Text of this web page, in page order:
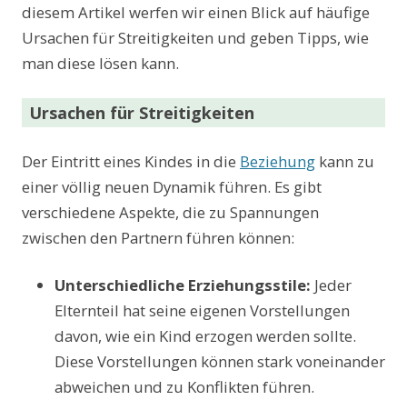
diesem Artikel werfen wir einen Blick auf häufige
Ursachen für Streitigkeiten und geben Tipps, wie
man diese lösen kann.
Ursachen für Streitigkeiten
Der Eintritt eines Kindes in die Beziehung kann zu
einer völlig neuen Dynamik führen. Es gibt
verschiedene Aspekte, die zu Spannungen
zwischen den Partnern führen können:
Unterschiedliche Erziehungsstile: Jeder
Elternteil hat seine eigenen Vorstellungen
davon, wie ein Kind erzogen werden sollte.
Diese Vorstellungen können stark voneinander
abweichen und zu Konflikten führen.